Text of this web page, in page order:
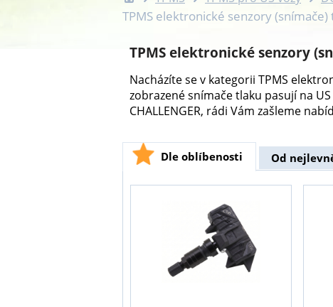
TPMS elektronické senzory (snímače)
TPMS elektronické senzory
Nacházíte se v kategorii TPMS
zobrazené snímače tlaku pasují na
CHALLENGER, rádi Vám zašleme
Dle oblíbenosti Od